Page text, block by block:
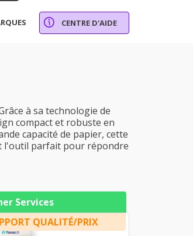
CENTRE D'AIDE
à sa technologie de
compact et robuste en
capacité de papier, cette
l'outil parfait pour répondre
Services
QUALITÉ/PRIX